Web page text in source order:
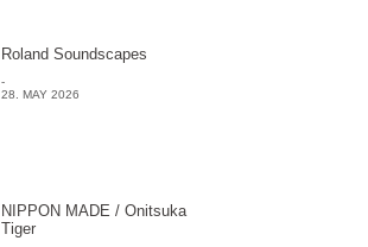
Roland Soundscapes
-
28. MAY 2026
NIPPON MADE / Onitsuka
Tiger